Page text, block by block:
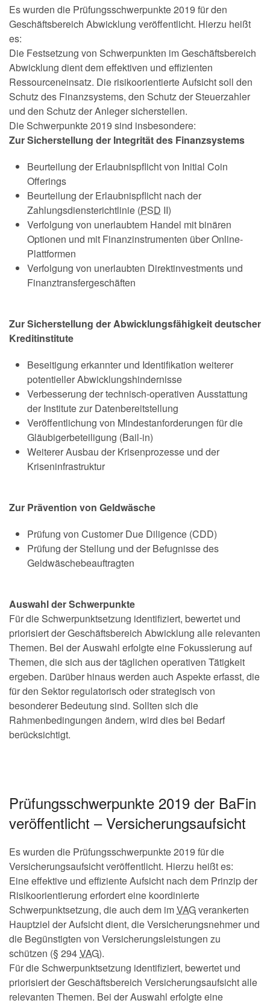
Es wurden die Prüfungsschwerpunkte 2019 für den
Geschäftsbereich Abwicklung veröffentlicht. Hierzu heißt
es:
Die Festsetzung von Schwerpunkten im Geschäftsbereich
Abwicklung dient dem effektiven und effizienten
Ressourceneinsatz. Die risikoorientierte Aufsicht soll den
Schutz des Finanzsystems, den Schutz der Steuerzahler
und den Schutz der Anleger sicherstellen.
Die Schwerpunkte 2019 sind insbesondere:
Zur Sicherstellung der Integrität des Finanzsystems
Beurteilung der Erlaubnispflicht von Initial Coin
Offerings
Beurteilung der Erlaubnispflicht nach der
Zahlungsdiensterichtlinie (PSD II)
Verfolgung von unerlaubtem Handel mit binären
Optionen und mit Finanzinstrumenten überOnline-
Plattformen
Verfolgung von unerlaubten Direktinvestments und
Finanztransfergeschäften
Zur Sicherstellung der Abwicklungsfähigkeit deutscher
Kreditinstitute
Beseitigung erkannter und Identifikation weiterer
potentieller Abwicklungshindernisse
Verbesserung der technisch-operativen Ausstattung
der Institute zur Datenbereitstellung
Veröffentlichung von Mindestanforderungen für die
Gläubigerbeteiligung (Bail-in)
Weiterer Ausbau der Krisenprozesse und der
Kriseninfrastruktur
Zur Prävention von Geldwäsche
Prüfung von Customer Due Diligence (CDD)
Prüfung der Stellung und der Befugnisse des
Geldwäschebeauftragten
Auswahl der Schwerpunkte
Für die Schwerpunktsetzung identifiziert, bewertet und
priorisiert der Geschäftsbereich Abwicklung alle relevanten
Themen. Bei der Auswahl erfolgte eine Fokussierung auf
Themen, die sich aus der täglichen operativen Tätigkeit
ergeben. Darüber hinaus werden auch Aspekte erfasst, die
für den Sektor regulatorisch oder strategisch von
besonderer Bedeutung sind. Sollten sich die
Rahmenbedingungen ändern, wird dies bei Bedarf
berücksichtigt.
Prüfungsschwerpunkte 2019 der BaFin
veröffentlicht – Versicherungsaufsicht
Es wurden die Prüfungsschwerpunkte 2019 für die
Versicherungsaufsicht veröffentlicht. Hierzu heißt es:
Eine effektive und effiziente Aufsicht nach dem Prinzip der
Risikoorientierung erfordert eine koordinierte
Schwerpunktsetzung, die auch dem imVAGverankerten
Hauptziel der Aufsicht dient, die Versicherungsnehmer und
die Begünstigten von Versicherungsleistungen zu
schützen (§ 294VAG).
Für die Schwerpunktsetzung identifiziert, bewertet und
priorisiert der Geschäftsbereich Versicherungsaufsicht alle
relevanten Themen. Bei der Auswahl erfolgte eine